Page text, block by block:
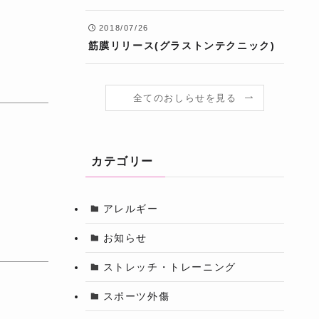
2018/07/26
筋膜リリース(グラストンテクニック)
全てのおしらせを見る
カテゴリー
アレルギー
お知らせ
ストレッチ・トレーニング
スポーツ外傷